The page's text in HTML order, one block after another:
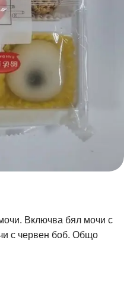
Включва бял мочи с
с червен боб. Общо